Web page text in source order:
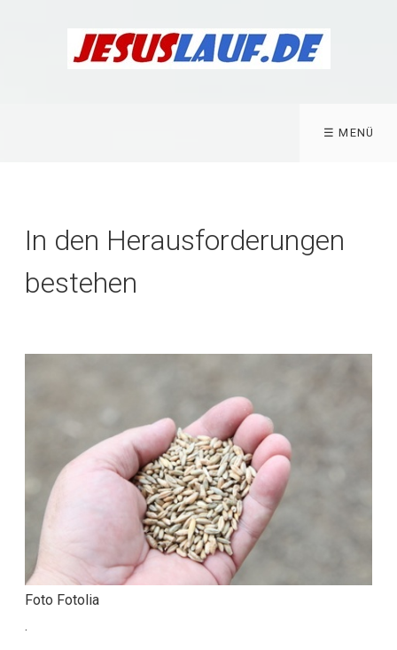
☰ MENÜ
In den Herausforderungen
bestehen
Foto Fotolia
.